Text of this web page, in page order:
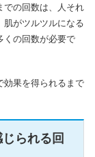
での回数は、人それ
肌がツルツルになる
くの回数が必要で
効果を得られるまで
られる回